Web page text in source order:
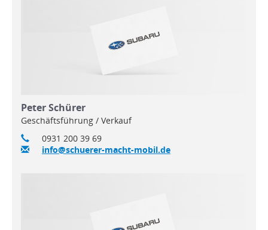
Peter Schürer
Geschäftsführung / Verkauf
0931 200 39 69
info@schuerer-macht-mobil.de